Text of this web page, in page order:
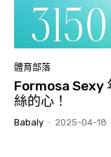
體育部落
Formosa Sexy
絲的心！
Babaly - 2025-04-18